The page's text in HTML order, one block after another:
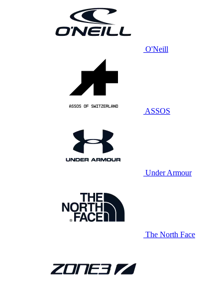
O'Neill
ASSOS
Under Armour
The North Face